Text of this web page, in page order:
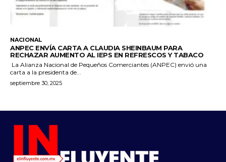
NACIONAL
ANPEC ENVÍA CARTA A CLAUDIA SHEINBAUM PARA
RECHAZAR AUMENTO AL IEPS EN REFRESCOS Y TABACO
La Alianza Nacional de Pequeños Comerciantes (ANPEC) envió una
carta a la presidenta de...
septiembre 30, 2025